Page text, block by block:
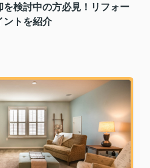
を検討中の方必見！リフォー
ントを紹介